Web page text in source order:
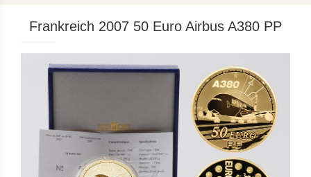
Frankreich 2007 50 Euro Airbus A380 PP